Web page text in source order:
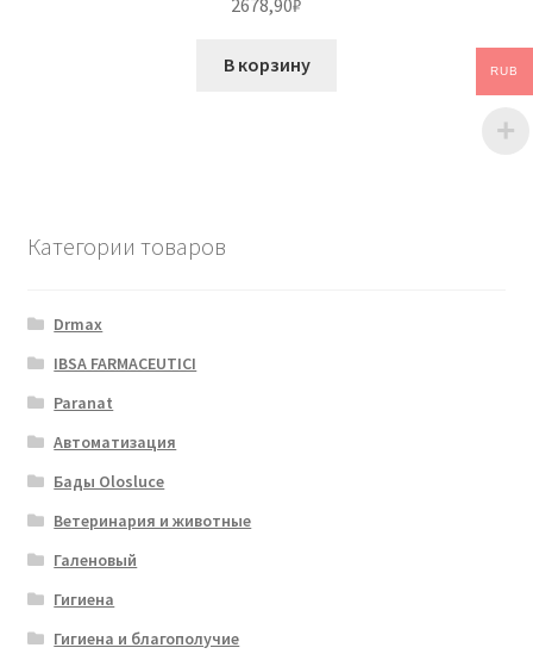
В корзину
Категории товаров
Drmax
IBSA FARMACEUTICI
Paranat
Автоматизация
Бады Olosluce
Ветеринария и животные
Галеновый
Гигиена
Гигиена и благополучие
RUB